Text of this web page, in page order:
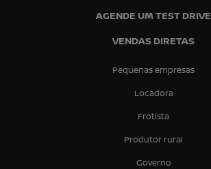
AGENDE UM TEST DRIVE
VENDAS DIRETAS
Pequenas empresas
Locadora
Frotista
Produtor rural
Governo